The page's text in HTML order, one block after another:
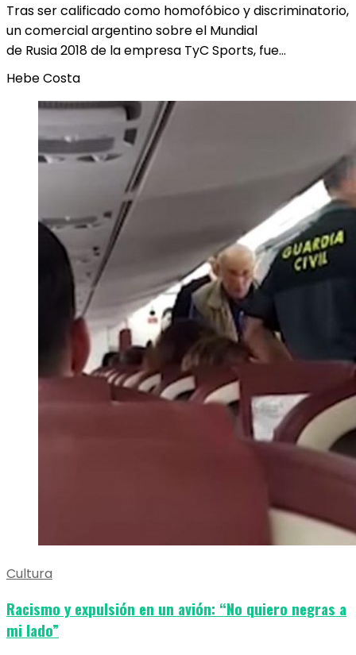
Tras ser calificado como homofóbico y discriminatorio,
un comercial argentino sobre el Mundial
de Rusia 2018 de la empresa TyC Sports, fue…
Hebe Costa
Cultura
Racismo y expulsión en un avión: “No quiero negras a
mi lado”